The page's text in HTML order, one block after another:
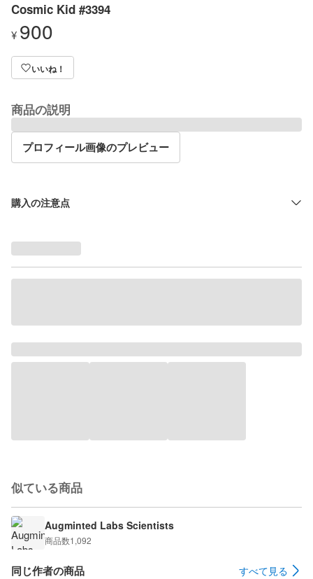
Cosmic Kid #3394
¥ 900
いいね！
商品の説明
プロフィール画像のプレビュー
購入の注意点
似ている商品
Augminted Labs Scientists
商品数1,092
同じ作者の商品 すべて見る